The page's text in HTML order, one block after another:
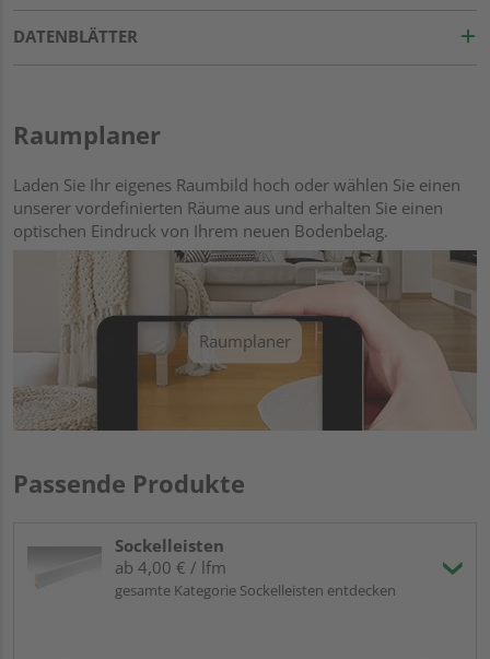
DATENBLÄTTER
Raumplaner
Laden Sie Ihr eigenes Raumbild hoch oder wählen Sie einen
unserer vordefinierten Räume aus und erhalten Sie einen
optischen Eindruck von Ihrem neuen Bodenbelag.
Raumplaner
Passende Produkte
Sockelleisten
ab 4,00 € / lfm
gesamte Kategorie Sockelleisten entdecken